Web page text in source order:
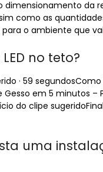
dimensionamento da
como as
o ambiente que
no teto?
· 59
Gesso em 5 minutos –
do clipe
uma